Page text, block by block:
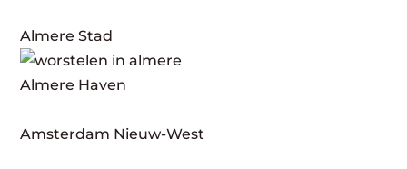
Almere Stad
Almere Haven
Amsterdam Nieuw-West